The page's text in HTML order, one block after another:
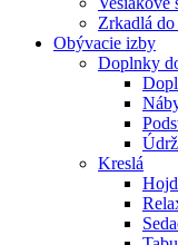
Zrkadlá do
Obývacie izby
Doplnky
Kreslá